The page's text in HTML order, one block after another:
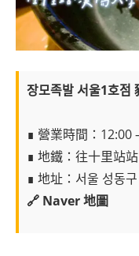
장모족발 서울1호점
∎ 營業時間：12:00
∎ 地鐵：往十里站
∎ 地址：서울 성동
🔗 Naver 地圖